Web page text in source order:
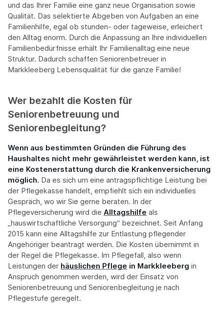
und das Ihrer Familie eine ganz neue Organisation sowie
Qualität. Das selektierte Abgeben von Aufgaben an eine
Familienhilfe, egal ob stunden- oder tageweise, erleichert
den Alltag enorm. Durch die Anpassung an Ihre individuellen
Familienbedürfnisse erhält Ihr Familienalltag eine neue
Struktur. Dadurch schaffen Seniorenbetreuer in
Markkleeberg Lebensqualität für die ganze Familie!
Wer bezahlt die Kosten für
Seniorenbetreuung und
Seniorenbegleitung?
Wenn aus bestimmten Gründen die Führung des
Haushaltes nicht mehr gewährleistet werden kann, ist
eine Kostenerstattung durch die Krankenversicherung
möglich. Da es sich um eine antragspflichtige Leistung bei
der Pflegekasse handelt, empfiehlt sich ein individuelles
Gespräch, wo wir Sie gerne beraten. In der
Pflegeversicherung wird die Alltagshilfe als
„hauswirtschaftliche Versorgung“ bezeichnet. Seit Anfang
2015 kann eine Alltagshilfe zur Entlastung pflegender
Angehöriger beantragt werden. Die Kosten übernimmt in
der Regel die Pflegekasse. Im Pflegefall, also wenn
Leistungen der häuslichen Pflege in Markkleeberg in
Anspruch genommen werden, wird der Einsatz von
Seniorenbetreuung und Seniorenbegleitung je nach
Pflegestufe geregelt.